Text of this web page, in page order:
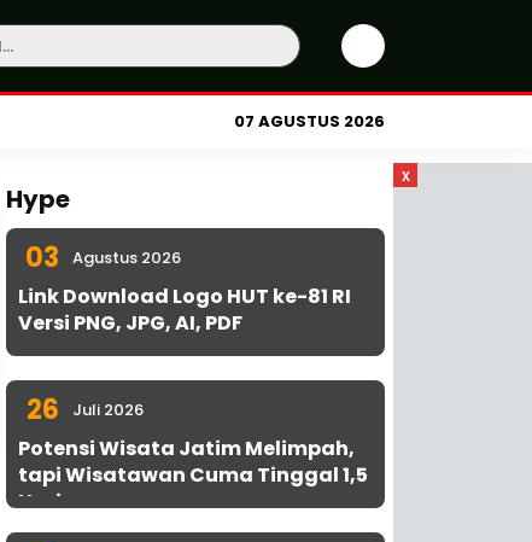
07 AGUSTUS 2026
x
Hype
03 Agustus 2026
Link Download Logo HUT ke-81 RI
Versi PNG, JPG, AI, PDF
26 Juli 2026
Potensi Wisata Jatim Melimpah,
tapi Wisatawan Cuma Tinggal 1,5
Hari